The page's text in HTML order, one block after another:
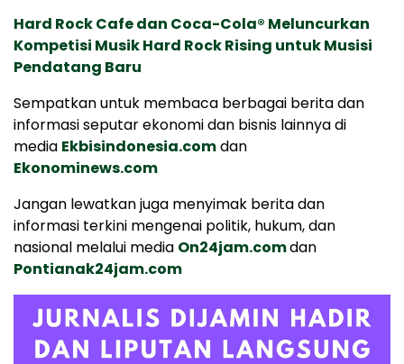
Hard Rock Cafe dan Coca-Cola® Meluncurkan
Kompetisi Musik Hard Rock Rising untuk Musisi
Pendatang Baru
Sempatkan untuk membaca berbagai berita dan
informasi seputar ekonomi dan bisnis lainnya di
media Ekbisindonesia.comdan
Ekonominews.com
Jangan lewatkan juga menyimak berita dan
informasi terkini mengenai politik, hukum, dan
nasional melalui media On24jam.comdan
Pontianak24jam.com